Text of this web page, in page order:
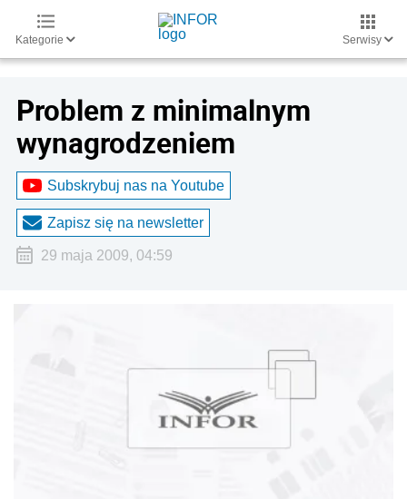
Kategorie Serwisy
Problem z minimalnym
wynagrodzeniem
Subskrybuj nas na Youtube
Zapisz się na newsletter
29 maja 2009, 04:59